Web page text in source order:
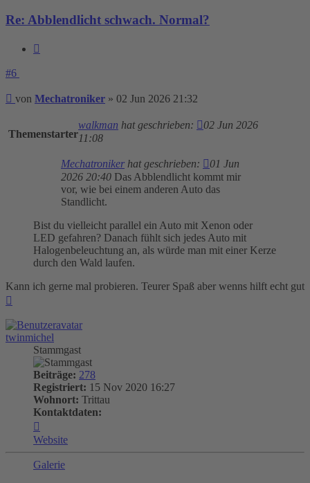
Re: Abblendlicht schwach. Normal?
#6
Beitrag
von Mechatroniker » 02 Jun 2026 21:32
Themenstarter
walkman hat geschrieben:
02 Jun 2026
11:08
Mechatroniker hat geschrieben:
01 Jun
2026 20:40 Das Abblendlicht kommt mir
vor, wie bei einem anderen Auto das
Standlicht.
Bist du vielleicht parallel ein Auto mit Xenon oder
LED gefahren? Danach fühlt sich jedes Auto mit
Halogenbeleuchtung an, als würde man mit einer Kerze
durch den Wald laufen.
Kann ich gerne mal probieren. Teurer Spaß aber wenns hilft echt gut
twinmichel
Stammgast
Beiträge: 278
Registriert: 15 Nov 2020 16:27
Wohnort: Trittau
Kontaktdaten:
von
twinmichel
Website
Galerie